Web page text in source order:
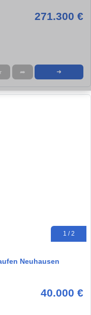
271.300 €
➦ ➜
1 / 2
Neuhausen
40.000 €